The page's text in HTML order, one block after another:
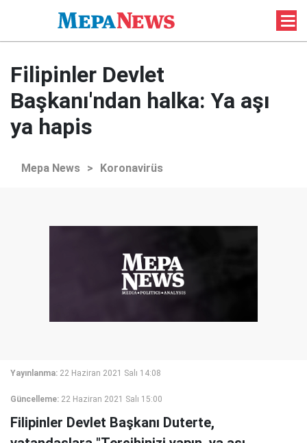
Filipinler Devlet
Başkanı'ndan halka: Ya aşı
ya hapis
Mepa News > Koronavirüs
Yayınlanma: 22 Haziran 2021 Salı 14:08
Güncelleme: 22 Haziran 2021 Salı 15:00
Filipinler Devlet Başkanı Duterte,